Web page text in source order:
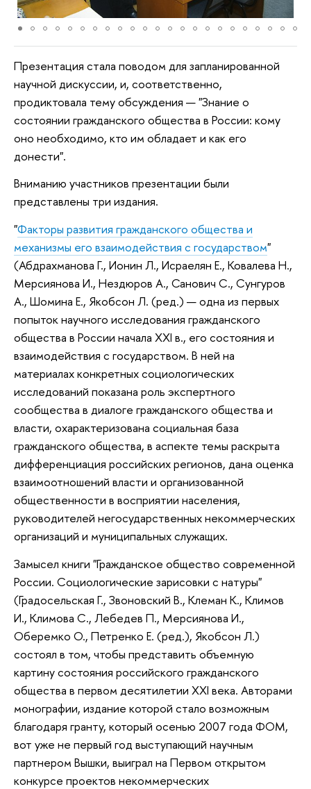
Презентация стала поводом для запланированной
научной дискуссии, и, соответственно,
продиктовала тему обсуждения — "Знание о
состоянии гражданского общества в России: кому
оно необходимо, кто им обладает и как его
донести".
Вниманию участников презентации были
представлены три издания.
"Факторы развития гражданского общества и
механизмы его взаимодействия с государством"
(Абдрахманова Г., Ионин Л., Исраелян Е., Ковалева Н.,
Мерсиянова И., Нездюров А., Санович С., Сунгуров
А., Шомина Е., Якобсон Л. (ред.) — одна из первых
попыток научного исследования гражданского
общества в России начала XXI в., его состояния и
взаимодействия с государством. В ней на
материалах конкретных социологических
исследований показана роль экспертного
сообщества в диалоге гражданского общества и
власти, охарактеризована социальная база
гражданского общества, в аспекте темы раскрыта
дифференциация российских регионов, дана оценка
взаимоотношений власти и организованной
общественности в восприятии населения,
руководителей негосударственных некоммерческих
организаций и муниципальных служащих.
Замысел книги "Гражданское общество современной
России. Социологические зарисовки с натуры"
(Градосельская Г., Звоновский В., Клеман К., Климов
И., Климова С., Лебедев П., Мерсиянова И.,
Оберемко О., Петренко Е. (ред.), Якобсон Л.)
состоял в том, чтобы представить объемную
картину состояния российского гражданского
общества в первом десятилетии ХХI века. Авторами
монографии, издание которой стало возможным
благодаря гранту, который осенью 2007 года ФОМ,
вот уже не первый год выступающий научным
партнером Вышки, выиграл на Первом открытом
конкурсе проектов некоммерческих